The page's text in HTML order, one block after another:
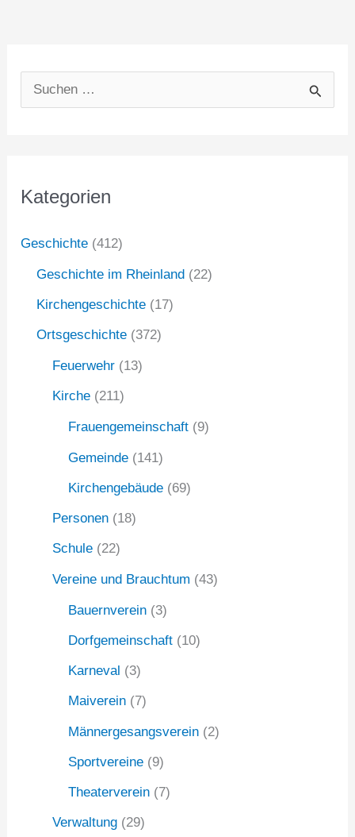
e
Kategorien
Geschichte (412)
Geschichte im Rheinland (22)
Kirchengeschichte (17)
Ortsgeschichte (372)
Feuerwehr (13)
Kirche (211)
Frauengemeinschaft (9)
Gemeinde (141)
Kirchengebäude (69)
Personen (18)
Schule (22)
Vereine und Brauchtum (43)
Bauernverein (3)
Dorfgemeinschaft (10)
Karneval (3)
Maiverein (7)
Männergesangsverein (2)
Sportvereine (9)
Theaterverein (7)
Verwaltung (29)